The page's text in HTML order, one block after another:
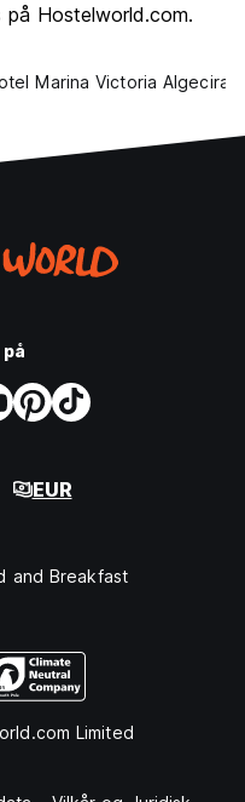
på Hostelworld.com.
Marina Victoria Algeciras
EUR
and Breakfast
Limited